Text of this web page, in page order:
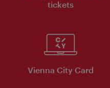
tickets
Vienna City Card